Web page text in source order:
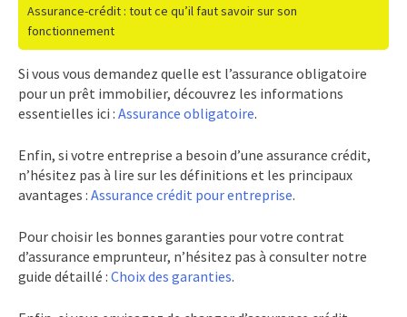
Assurance-crédit : tout ce qu’il faut savoir sur son
fonctionnement
Si vous vous demandez quelle est l’assurance obligatoire
pour un prêt immobilier, découvrez les informations
essentielles ici : Assurance obligatoire.
Enfin, si votre entreprise a besoin d’une assurance crédit,
n’hésitez pas à lire sur les définitions et les principaux
avantages : Assurance crédit pour entreprise.
Pour choisir les bonnes garanties pour votre contrat
d’assurance emprunteur, n’hésitez pas à consulter notre
guide détaillé : Choix des garanties.